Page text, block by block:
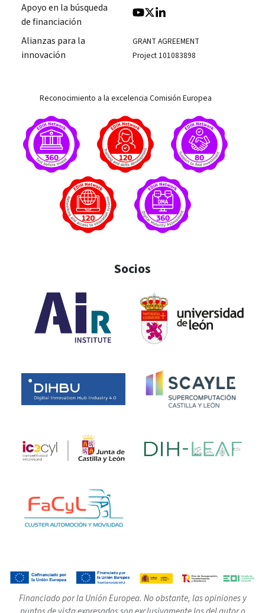
Apoyo en la búsqueda
de financiación
Alianzas para la
innovación
GRANT AGREEMENT
Project 101083898
Reconocimiento a la excelencia Comisión Europea
Socios
Financiado por la Unión Europea. No obstante, las opiniones y